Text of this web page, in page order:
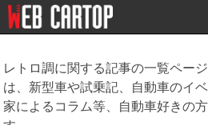
レトロ調に関する記事の一覧ペー
は、新型車や試乗記、自動車のイ
家によるコラム等、自動車好きの